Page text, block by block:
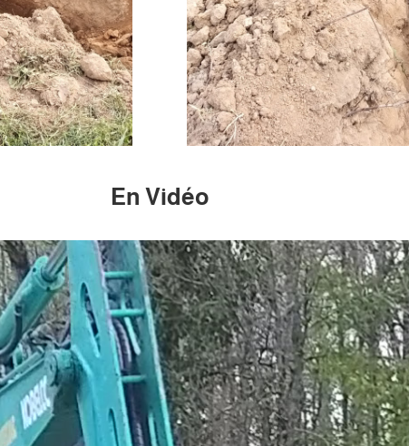
En Vidéo